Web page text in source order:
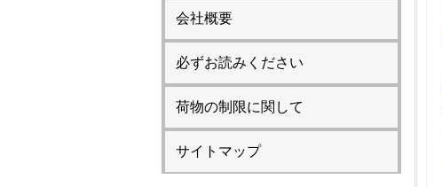
会社概要
必ずお読みください
荷物の制限に関して
サイトマップ